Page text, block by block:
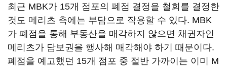
최근 MBK가 15개 점포의 폐점 결정을 철회를 결정한
것도 메리츠 측에는 부담으로 작용할 수 있다. MBK
가 폐점을 통해 부동산을 매각하지 않으면 채권자인
메리츠가 담보권을 행사해 매각해야 하기 때문이다.
폐점을 예고했던 15개 점포 중 절반 가까이는 이미 M